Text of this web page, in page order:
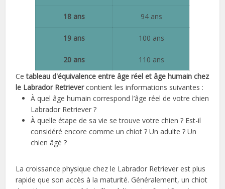
18 ans 94 ans
19 ans 100 ans
20 ans
110 ans
Cetableau d'équivalence entre âge réel et âge humain chez
le Labrador Retrievercontient les informations suivantes :
À quel âge humain correspond l’âge réel de votre chien
Labrador Retriever ?
À quelle étape de sa vie se trouve votre chien ? Est-il
considéré encore comme un chiot ? Un adulte ? Un
chien âgé ?
La croissance physique chez le Labrador Retriever est plus
rapide que son accès à la maturité. Généralement, un chiot